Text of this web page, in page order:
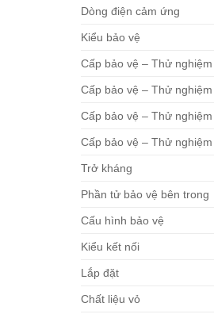
Dòng điện cảm ứng
Kiểu bảo vệ
Cấp bảo vệ – Thử
Cấp bảo vệ – Thử
Cấp bảo vệ – Thử
Cấp bảo vệ – Thử
Trở kháng
Phần tử bảo vệ bên trong
Cấu hình bảo vệ
Kiểu kết nối
Lắp đặt
Chất liệu vỏ